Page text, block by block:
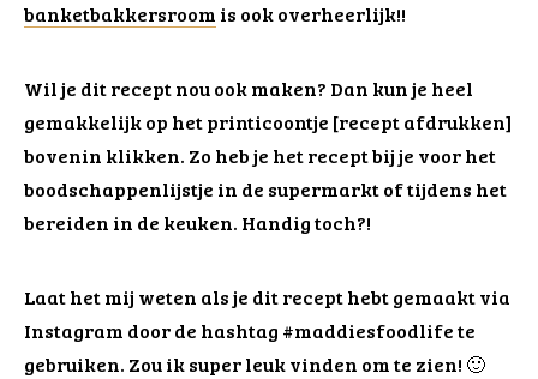
banketbakkersroom is ook overheerlijk!!
Wil je dit recept nou ook maken? Dan kun je heel
gemakkelijk op het printicoontje [recept afdrukken]
bovenin klikken. Zo heb je het recept bij je voor het
boodschappenlijstje in de supermarkt of tijdens het
bereiden in de keuken. Handig toch?!
Laat het mij weten als je dit recept hebt gemaakt via
Instagram door de hashtag #maddiesfoodlife te
gebruiken. Zou ik super leuk vinden om te zien! 🙂